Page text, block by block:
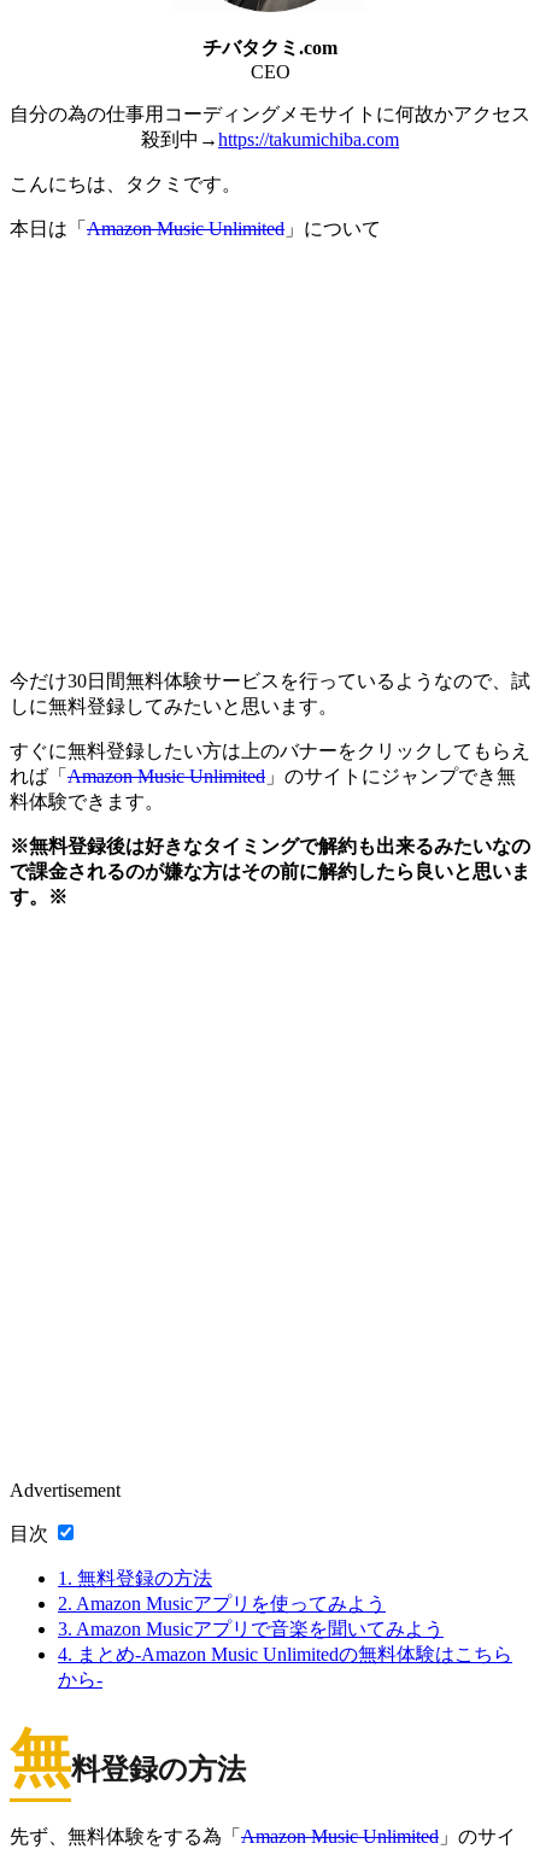
チバタクミ.com
CEO
自分の為の仕事用コーディングメモサイトに何故かアクセス
殺到中→https://takumichiba.com
こんにちは、タクミです。
本日は「 Amazon Music Unlimited 」について
今だけ30日間無料体験サービスを行っているようなので、試
しに無料登録してみたいと思います。
すぐに無料登録したい方は上のバナーをクリックしてもらえ
れば「 Amazon Music Unlimited 」のサイトにジャンプでき無
料体験できます。
※無料登録後は好きなタイミングで解約も出来るみたいなの
で課金されるのが嫌な方はその前に解約したら良いと思いま
す。※
Advertisement
目次
1. 無料登録の方法
2. Amazon Musicアプリを使ってみよう
3. Amazon Musicアプリで音楽を聞いてみよう
4. まとめ-Amazon Music Unlimitedの無料体験はこちら
から-
無料登録の方法
先ず、無料体験をする為「 Amazon Music Unlimited 」のサイ